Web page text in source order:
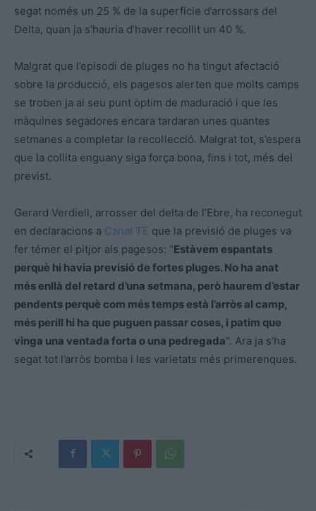
segat només un 25 % de la superfície d’arrossars del
Delta, quan ja s’hauria d’haver recollit un 40 %.
Malgrat que l’episodi de pluges no ha tingut afectació
sobre la producció, els pagesos alerten que molts camps
se troben ja al seu punt òptim de maduració i que les
màquines segadores encara tardaran unes quantes
setmanes a completar la recol·lecció. Malgrat tot, s’espera
que la collita enguany siga força bona, fins i tot, més del
previst.
Gerard Verdiell, arrosser del delta de l’Ebre, ha reconegut
en declaracions a Canal TE que la previsió de pluges va
fer témer el pitjor als pagesos: “Estàvem espantats
perquè hi havia previsió de fortes pluges. No ha anat
més enllà del retard d’una setmana, però haurem d’estar
pendents perquè com més temps està l’arròs al camp,
més perill hi ha que puguen passar coses, i patim que
vinga una ventada forta o una pedregada”. Ara ja s’ha
segat tot l’arròs bomba i les varietats més primerenques.